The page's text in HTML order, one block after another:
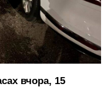
вчора, 15